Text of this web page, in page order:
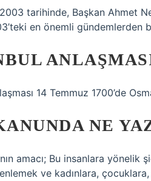
tarihinde, Başkan Ahmet
en önemli gündemlerden
14 Temmuz 1700’de
NE
amacı; Bu insanlara
ve kadınlara,